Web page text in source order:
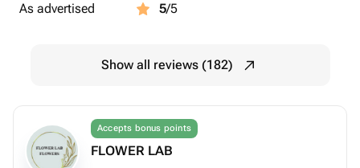
As advertised
5/5
Show all reviews (182)
Accepts bonus points
FLOWER LAB